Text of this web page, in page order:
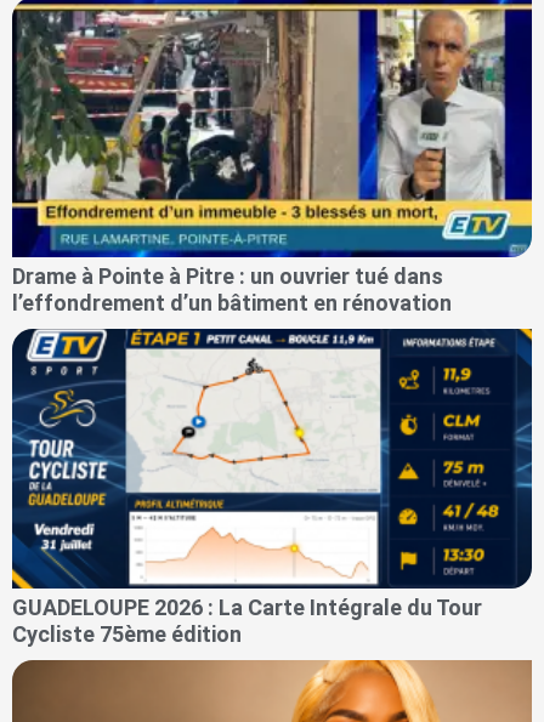
Drame à Pointe à Pitre : un ouvrier tué dans
l’effondrement d’un bâtiment en rénovation
GUADELOUPE 2026 : La Carte Intégrale du Tour
Cycliste 75ème édition